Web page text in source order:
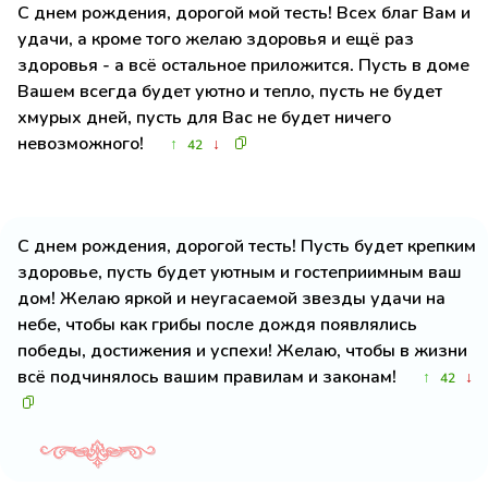
С днем рождения, дорогой мой тесть! Всех благ Вам и
удачи, а кроме того желаю здоровья и ещё раз
здоровья - а всё остальное приложится. Пусть в доме
Вашем всегда будет уютно и тепло, пусть не будет
хмурых дней, пусть для Вас не будет ничего
невозможного!
↑ 42 ↓
С днем рождения, дорогой тесть! Пусть будет крепким
здоровье, пусть будет уютным и гостеприимным ваш
дом! Желаю яркой и неугасаемой звезды удачи на
небе, чтобы как грибы после дождя появлялись
победы, достижения и успехи! Желаю, чтобы в жизни
всё подчинялось вашим правилам и законам!
↑ 42 ↓